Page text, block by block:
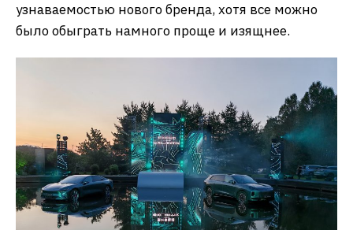
узнаваемостью нового бренда, хотя все можно
было обыграть намного проще и изящнее.